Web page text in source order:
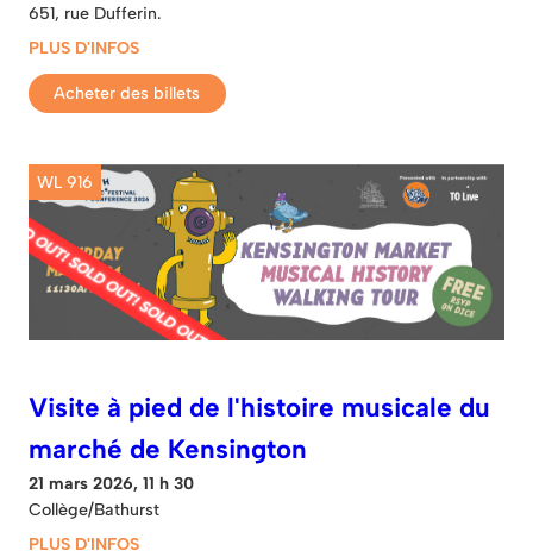
651, rue Dufferin.
PLUS D'INFOS
Acheter des billets
WL 916
Visite à pied de l'histoire musicale du
marché de Kensington
21 mars 2026, 11 h 30
Collège/Bathurst
PLUS D'INFOS